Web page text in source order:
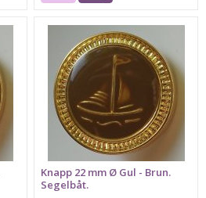
Knapp 22 mm Ø Gul - Brun.
Segelbåt.